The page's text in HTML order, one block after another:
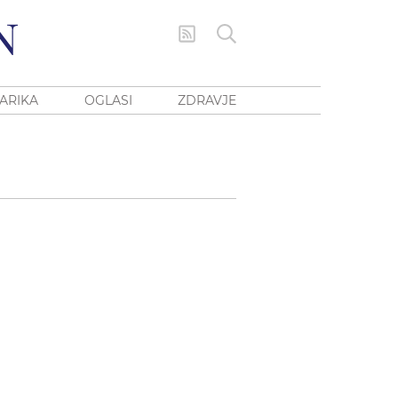
OGLASI ZDRAVJE